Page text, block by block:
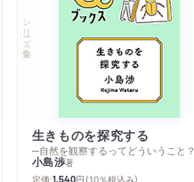
シリーズ・全集
生きものを探究する
─自然を観察するってどういうこと？
小島渉著
定価:1,540円 （10％税込み）